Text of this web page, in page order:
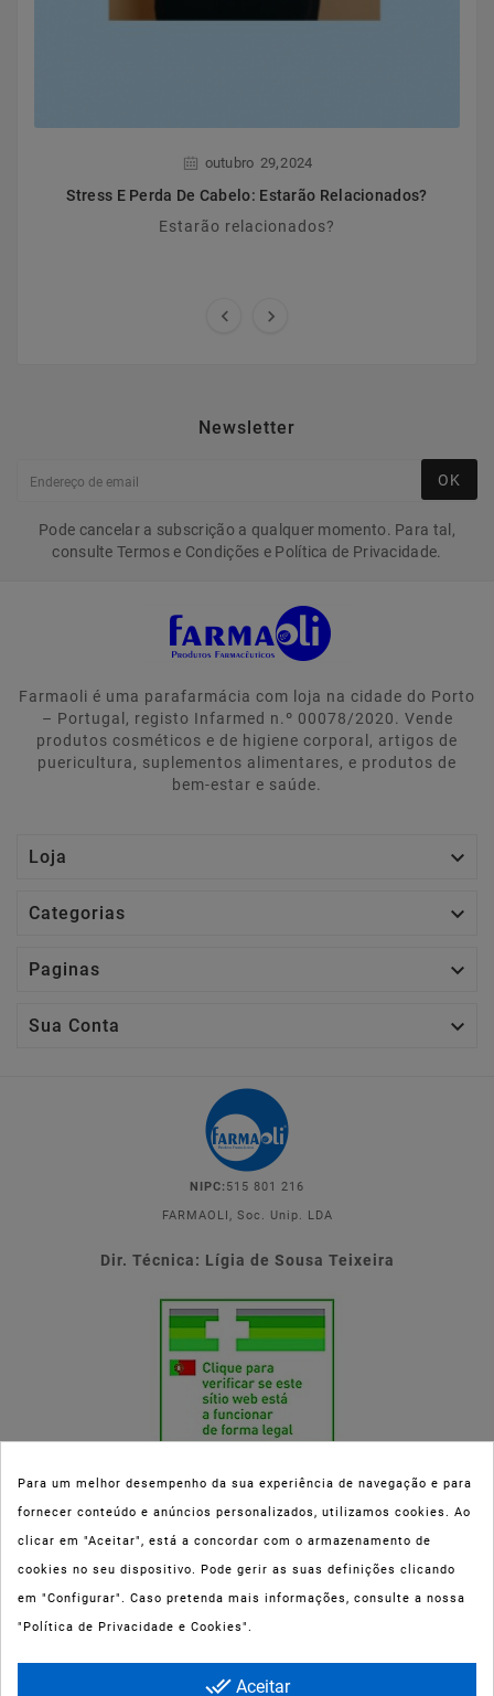
outubro 29, 2024
Stress E Perda De Cabelo: Estarão Relacionados?
Estarão relacionados?
 
Newsletter
OK
Pode cancelar a subscrição a qualquer momento. Para tal,
consulte Termos e Condições e Política de Privacidade.
Farmaoli é uma parafarmácia com loja na cidade do Porto
– Portugal, registo Infarmed n.º 00078/2020. Vende
produtos cosméticos e de higiene corporal, artigos de
puericultura, suplementos alimentares, e produtos de
bem-estar e saúde.
Loja 
Categorias 
Paginas 
Sua Conta 
NIPC: 515 801 216
FARMAOLI, Soc. Unip. LDA
Dir. Técnica: Lígia de Sousa Teixeira
Esta parafarmácia (Farmaoli) encontra-se autorizada pelo INFARMED
(registo nº 00078/2020) para a dispensa de Medicamentos Não
Sujeitos a Receita Médica (MNSRM) e produtos de saúde e bem-estar
ao domicílio e através da internet. Os Medicamentos Não Sujeitos a
Maia, Matosinhos, Gondomar e Vila Nova de Gaia.
Para um melhor desempenho da sua experiência de navegação e para
fornecer conteúdo e anúncios personalizados, utilizamos cookies. Ao
clicar em "Aceitar", está a concordar com o armazenamento de
cookies no seu dispositivo. Pode gerir as suas definições clicando
em "Configurar". Caso pretenda mais informações, consulte a nossa
"Política de Privacidade e Cookies".
done_all Aceitar